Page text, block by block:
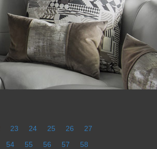
23 24 25 26
27
54 55 56 57
58